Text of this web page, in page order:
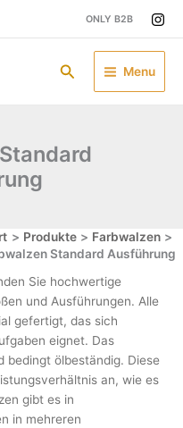
ONLY B2B
Suchen Menu
Produkte
Farbwalzen
Standard Ausführung
Sie hochwertige
und Ausführungen. Alle
gefertigt, das sich
eignet. Das
bedingt ölbeständig. Diese
an, wie es
gibt es in
in mehreren